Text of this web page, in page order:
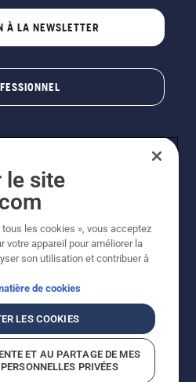
À LA NEWSLETTER
Tous droits réservés. Les prix
vente conseillés. Photos non
prix indiqués sont des prix de
un achat direct.
Avis de confidentialité
de violations présumées
le site
les cookies », vous acceptez
votre appareil pour améliorer la
son utilisation et contribuer à
de cookies
LES COOKIES
ET AU PARTAGE DE MES
PRIVÉES